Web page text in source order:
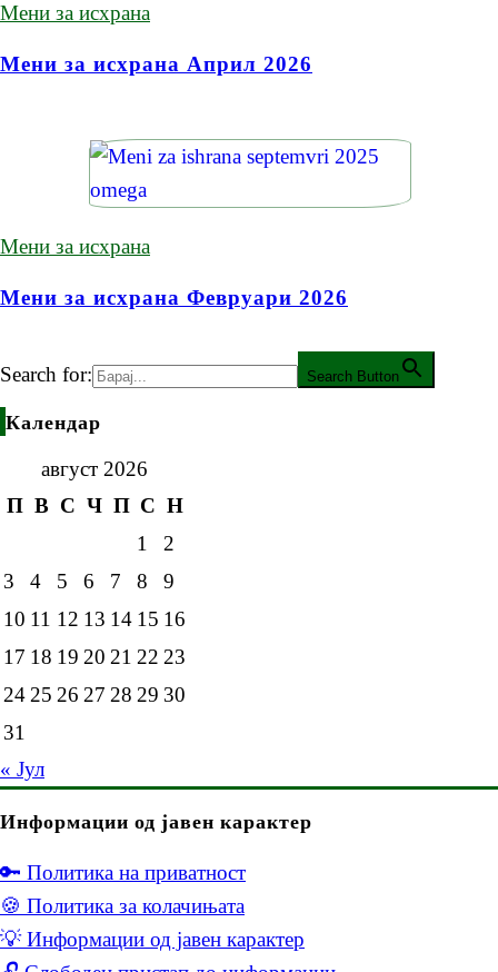
Мени за исхрана
Мени за исхрана Април 2026
Мени за исхрана
Мени за исхрана Февруари 2026
Search for: Search Button
Календар
август 2026
П В С Ч П С Н
1
2
3
4 5 6 7 8
9
10 11 12 13 14 15 16
17 18 19 20 21 22 23
24 25 26 27 28 29 30
31
« Јул
Информации од јавен карактер
🔑 Политика на приватност
🍪 Политика за колачињата
💡 Информации од јавен карактер